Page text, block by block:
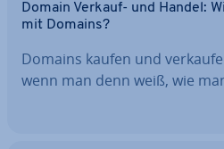
Domain Verkauf- und Handel:
mit Domains?
Domains kaufen und
wenn man denn weiß, wie